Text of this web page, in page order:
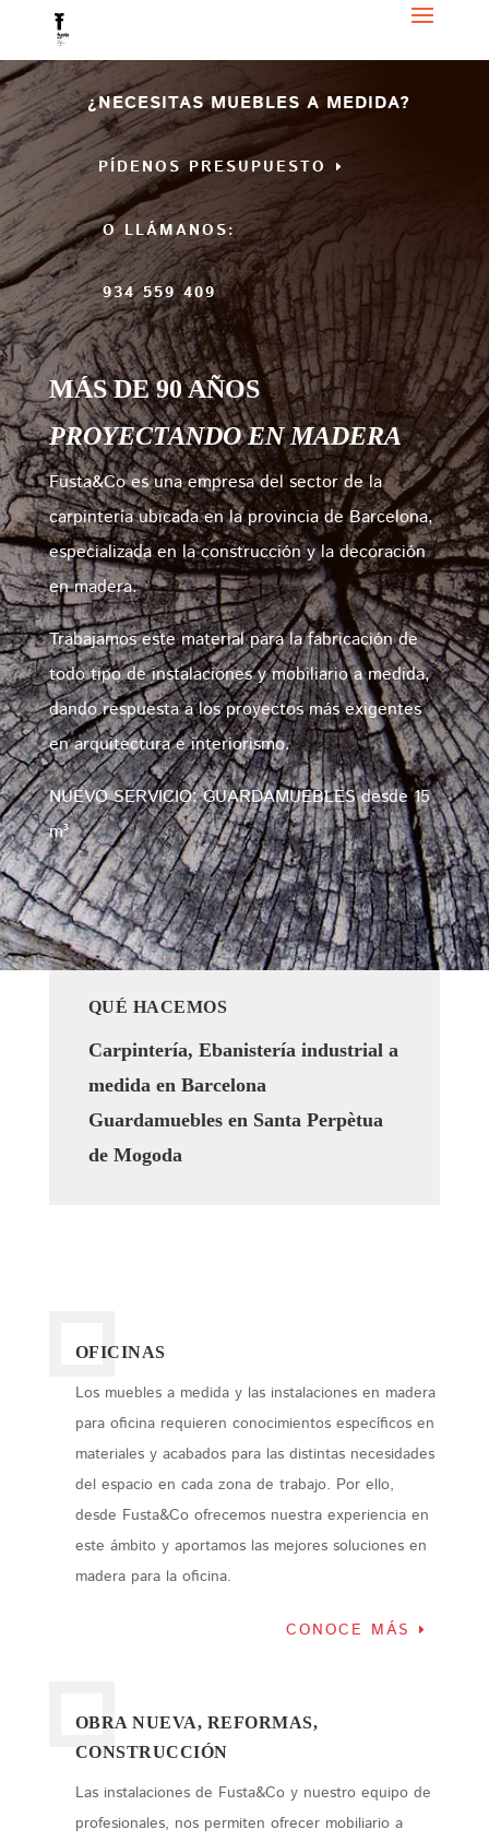
¿NECESITAS MUEBLES A MEDIDA?
PÍDENOS PRESUPUESTO
O LLÁMANOS:
934 559 409
MÁS DE 90 AÑOS
PROYECTANDO EN MADERA
Fusta&Co es una empresa del sector de la
carpintería ubicada en la provincia de Barcelona,
especializada en la construcción y la decoración
en madera.
Trabajamos este material para la fabricación de
todo tipo de instalaciones y mobiliario a medida,
dando respuesta a los proyectos más exigentes
en arquitectura e interiorismo.
NUEVO SERVICIO: GUARDAMUEBLES desde 15
m³
QUÉ HACEMOS
Carpintería, Ebanistería industrial a
medida en Barcelona
Guardamuebles en Santa Perpètua
de Mogoda
OFICINAS
Los muebles a medida y las instalaciones en madera
para oficina requieren conocimientos específicos en
materiales y acabados para las distintas necesidades
del espacio en cada zona de trabajo. Por ello,
desde Fusta&Co ofrecemos nuestra experiencia en
este ámbito y aportamos las mejores soluciones en
madera para la oficina.
CONOCE MÁS
OBRA NUEVA, REFORMAS,
CONSTRUCCIÓN
Las instalaciones de Fusta&Co y nuestro equipo de
profesionales, nos permiten ofrecer mobiliario a